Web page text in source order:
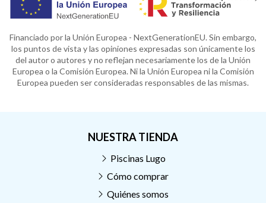
Financiado por la Unión Europea - NextGenerationEU. Sin embargo,
los puntos de vista y las opiniones expresadas son únicamente los
del autor o autores y no reflejan necesariamente los de la Unión
Europea o la Comisión Europea. Ni la Unión Europea ni la Comisión
Europea pueden ser consideradas responsables de las mismas.
NUESTRA TIENDA
Piscinas Lugo
Cómo comprar
Quiénes somos